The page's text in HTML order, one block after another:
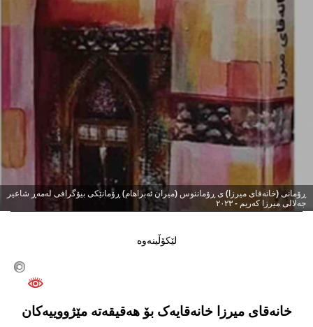
ڕۆمانی (خانەقای میرزا) ی ڕۆماننوس (میران ئەبراهام) ڕۆمانێکی بیۆگرافی لەمەڕ شاعیر
جەلالی میرزا کەریم - ٢٠٢٣
لێکۆڵینەوە
خانەقای میرزا خانەقایەک بۆ هەقیقەتە مێژووییەکان